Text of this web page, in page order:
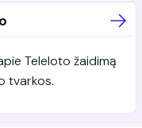
Teleloto žaidimą
tvarkos.